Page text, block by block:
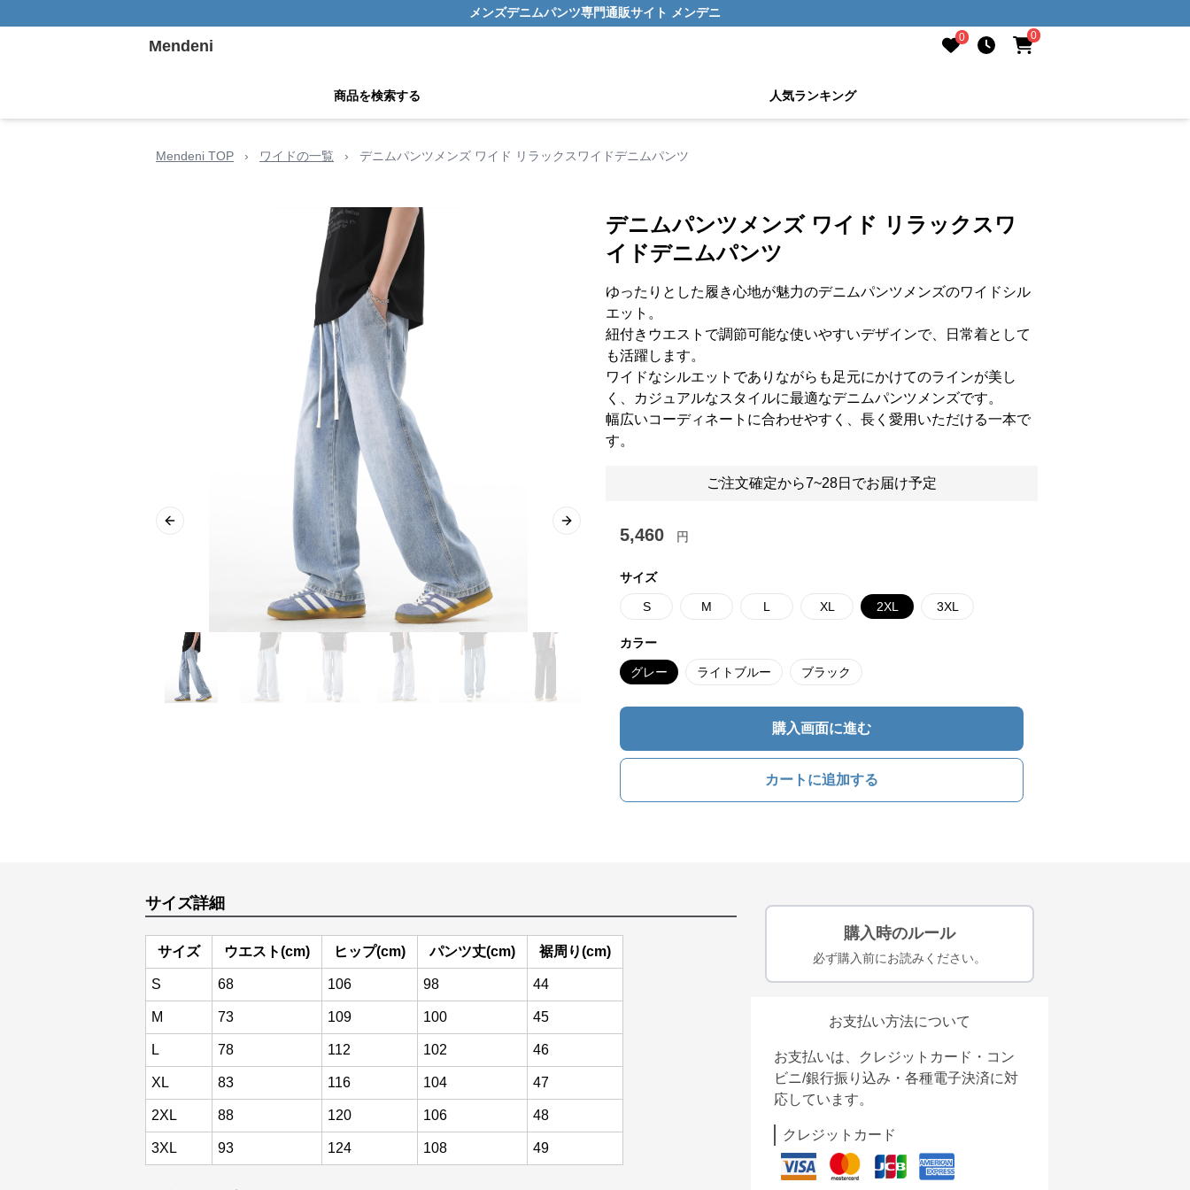
メンズデニムパンツ専門通販サイト メンデニ
Mendeni 0 0
商品を検索する 人気ランキング
Mendeni TOP › ワイドの一覧 › デニムパンツメンズ ワイド リラックスワイドデニムパンツ
Previous slide Next slide
デニムパンツメンズ ワイド リラックスワ
イドデニムパンツ
ゆったりとした履き心地が魅力のデニムパンツメンズのワイドシル
エット。
紐付きウエストで調節可能な使いやすいデザインで、日常着として
も活躍します。
ワイドなシルエットでありながらも足元にかけてのラインが美し
く、カジュアルなスタイルに最適なデニムパンツメンズです。
幅広いコーディネートに合わせやすく、長く愛用いただける一本で
す。
ご注文確定から7~28日でお届け予定
5,460 円
サイズ
S M L XL 2XL 3XL
カラー
グレー ライトブルー ブラック
購入画面に進む
カートに追加する
サイズ詳細
サイズ ウエスト(cm) ヒップ(cm) パンツ丈(cm) 裾周り(cm)
S 68 106 98 44
M 73 109 100 45
L 78 112 102 46
XL 83 116 104 47
2XL 88 120 106 48
3XL 93 124 108 49
購入時のルール
必ず購入前にお読みください。
お支払い方法について
お支払いは、クレジットカード・コン
ビニ/銀行振り込み・各種電子決済に対
応しています。
クレジットカード